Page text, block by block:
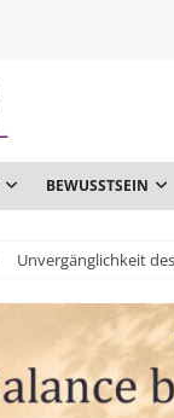
BEWUSSTSEIN
Unvergänglichkeit